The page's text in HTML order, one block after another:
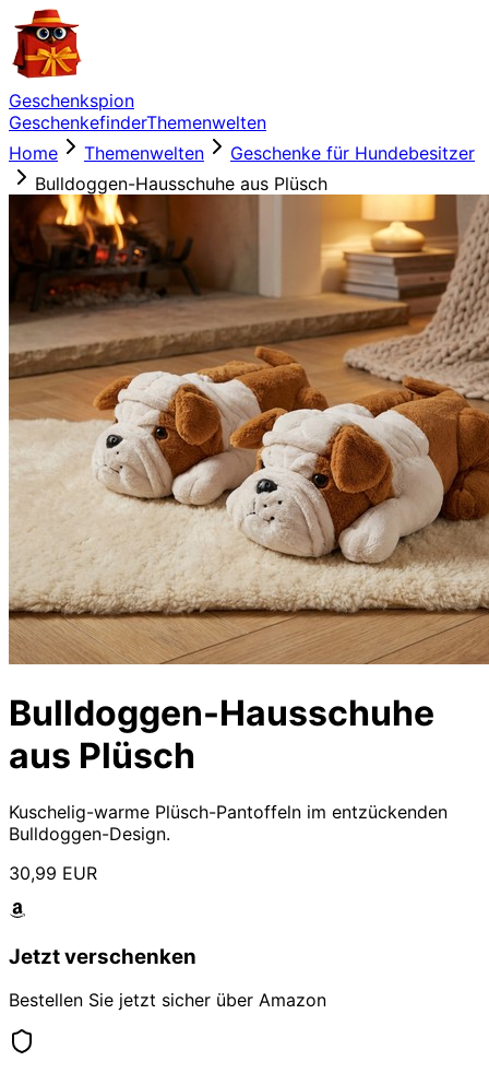
Geschenkspion
GeschenkefinderThemenwelten
Home
Themenwelten
Geschenke für Hundebesitzer
Bulldoggen-Hausschuhe aus Plüsch
Bulldoggen-Hausschuhe
aus Plüsch
Kuschelig-warme Plüsch-Pantoffeln im entzückenden
Bulldoggen-Design.
30,99 EUR
Jetzt verschenken
Bestellen Sie jetzt sicher über Amazon